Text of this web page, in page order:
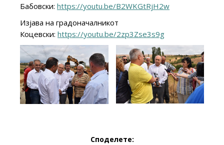
Бабовски: https://youtu.be/B2WKGtRjH2w
Изјава на градоначалникот
Коцевски: https://youtu.be/2zp3Zse3s9g
Споделете: